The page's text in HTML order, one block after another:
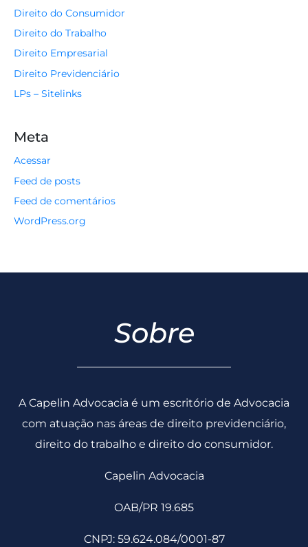
Direito do Consumidor
Direito do Trabalho
Direito Empresarial
Direito Previdenciário
LPs – Sitelinks
Meta
Acessar
Feed de posts
Feed de comentários
WordPress.org
Sobre
A Capelin Advocacia é um escritório de Advocacia
com atuação nas áreas de direito previdenciário,
direito do trabalho e direito do consumidor.
Capelin Advocacia
OAB/PR 19.685
CNPJ: 59.624.084/0001-87